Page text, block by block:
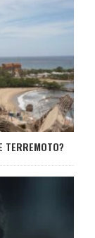
TERREMOTO?